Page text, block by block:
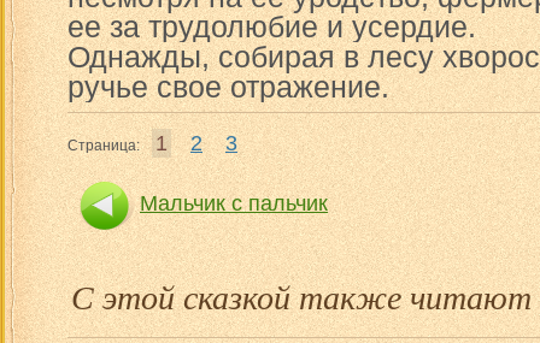
ее за трудолюбие и усердие.
Однажды, собирая в лесу
ручье свое отражение.
Страница: 1 2 3
Мальчик с пальчик
С этой сказкой также читают